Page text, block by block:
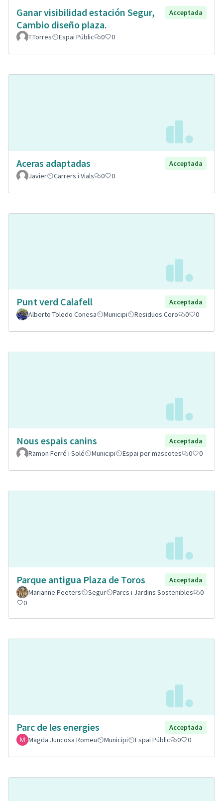
Ganar visibilidad estación Segur,
Cambio diseño plaza.
Acceptada
T.Torres Espai Públic 0 0
Aceras adaptadas
Acceptada
Javier
Carrers i Vials 0 0
Punt verd Calafell
Acceptada
Alberto Toledo Conesa
Municipi Residuos Cero 0 0
Nous espais canins
Acceptada
Ramon Ferré i Solé
Municipi Espai per mascotes 0 0
Parque antigua Plaza de Toros
Acceptada
Marianne Peeters
Segur Parcs i Jardins Sostenibles
0
0
Parc de les energies
Acceptada
Magda Juncosa Romeu
Municipi Espai Públic 0 0